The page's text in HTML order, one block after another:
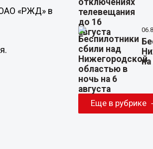
«РЖД» в
на
Еще в рубрике